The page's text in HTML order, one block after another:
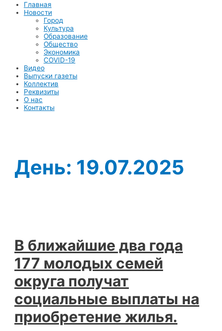
Главная
Новости
Город
Культура
Образование
Общество
Экономика
COVID-19
Видео
Выпуски газеты
Коллектив
Реквизиты
О нас
Контакты
День: 19.07.2025
В ближайшие два года
177 молодых семей
округа получат
социальные выплаты на
приобретение жилья.